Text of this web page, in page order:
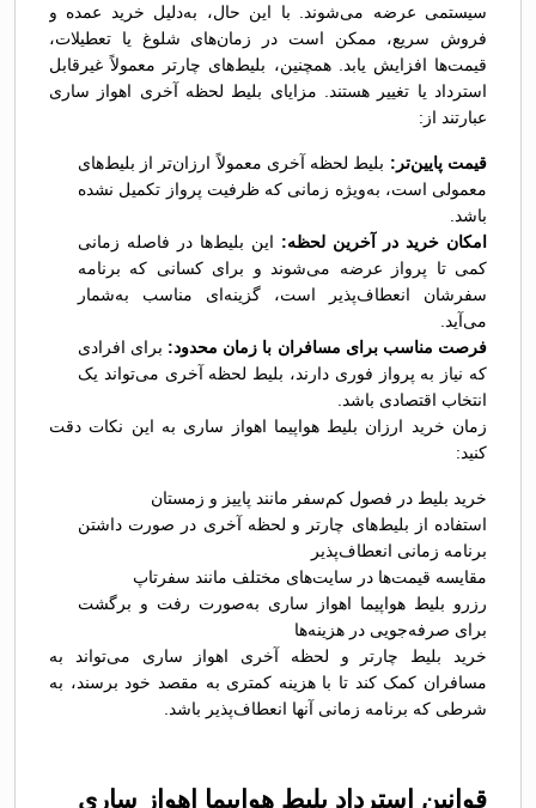
سیستمی عرضه می‌شوند. با این حال، به‌دلیل خرید عمده و
فروش سریع، ممکن است در زمان‌های شلوغ یا تعطیلات،
قیمت‌ها افزایش یابد. همچنین، بلیط‌های چارتر معمولاً غیرقابل
استرداد یا تغییر هستند. مزایای بلیط لحظه آخری اهواز ساری
عبارتند از:
قیمت پایین‌تر: بلیط لحظه آخری معمولاً ارزان‌تر از بلیط‌های
معمولی است، به‌ویژه زمانی که ظرفیت پرواز تکمیل نشده
باشد.
امکان خرید در آخرین لحظه: این بلیط‌ها در فاصله زمانی
کمی تا پرواز عرضه می‌شوند و برای کسانی که برنامه
سفرشان انعطاف‌پذیر است، گزینه‌ای مناسب به‌شمار
می‌آید.
فرصت مناسب برای مسافران با زمان محدود: برای افرادی
که نیاز به پرواز فوری دارند، بلیط لحظه آخری می‌تواند یک
انتخاب اقتصادی باشد.
زمان خرید ارزان بلیط هواپیما اهواز ساری به این نکات دقت
کنید:
خرید بلیط در فصول کم‌سفر مانند پاییز و زمستان
استفاده از بلیط‌های چارتر و لحظه آخری در صورت داشتن
برنامه زمانی انعطاف‌پذیر
مقایسه قیمت‌ها در سایت‌های مختلف مانند سفرتاپ
رزرو بلیط هواپیما اهواز ساری به‌صورت رفت و برگشت
برای صرفه‌جویی در هزینه‌ها
خرید بلیط چارتر و لحظه آخری اهواز ساری می‌تواند به
مسافران کمک کند تا با هزینه کمتری به مقصد خود برسند، به
شرطی که برنامه زمانی آنها انعطاف‌پذیر باشد.
قوانین استرداد بلیط هواپیما اهواز ساری